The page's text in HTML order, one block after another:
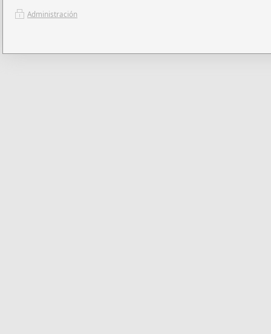
Administración